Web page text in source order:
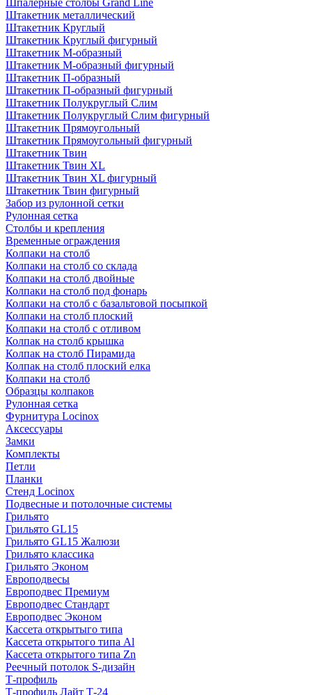
Шпалерные столбы Grand Line
Штакетник металлический
Штакетник Круглый
Штакетник Круглый фигурный
Штакетник М-образный
Штакетник М-образный фигурный
Штакетник П-образный
Штакетник П-образный фигурный
Штакетник Полукруглый Слим
Штакетник Полукруглый Слим фигурный
Штакетник Прямоугольный
Штакетник Прямоугольный фигурный
Штакетник Твин
Штакетник Твин XL
Штакетник Твин XL фигурный
Штакетник Твин фигурный
Забор из рулонной сетки
Рулонная сетка
Столбы и крепления
Временные ограждения
Колпаки на столб
Колпаки на столб со склада
Колпаки на столб двoйные
Колпаки на столб под фонарь
Колпаки на столб с базальтовой посыпкой
Колпаки на столб плоский
Колпаки на столб с отливом
Колпак на столб крышка
Колпак на столб Пирамида
Колпак на столб плоский елка
Колпаки на столб
Образцы колпаков
Рулонная сетка
Фурнитура Locinox
Аксессуары
Замки
Комплекты
Петли
Планки
Стенд Locinox
Подвесные и потолочные системы
Грильято
Грильято GL15
Грильято GL15 Жалюзи
Грильято классика
Грильято Эконом
Европодвесы
Европодвес Премиум
Европодвес Стандарт
Европодвес Эконом
Кассета открытыго типа
Кассета открытого типа Al
Кассета открытого типа Zn
Реечный потолок S-дизайн
Т-профиль
Т-профиль Лайт Т-24